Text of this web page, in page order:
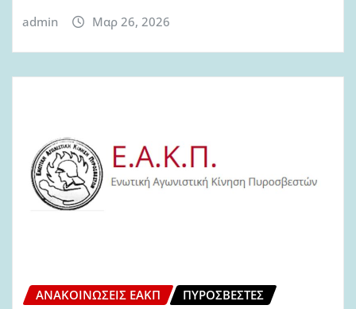
admin Μαρ 26, 2026
ΑΝΑΚΟΙΝΏΣΕΙΣ ΕΑΚΠ ΠΥΡΟΣΒΈΣΤΕΣ